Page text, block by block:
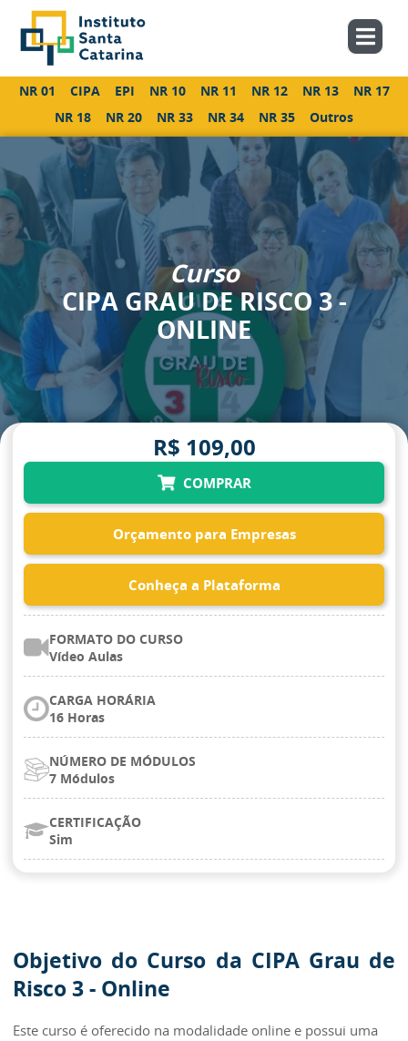
NR 01 CIPA EPI NR 10 NR 11 NR 12 NR 13
NR 17
NR 18
NR 20 NR 33 NR 34 NR 35 Outros
Curso
CIPA GRAU DE RISCO 3 -
ONLINE
R$ 109,00
COMPRAR
Orçamento para Empresas
Conheça a Plataforma
FORMATO DO CURSO
Vídeo Aulas
CARGA HORÁRIA
16 Horas
NÚMERO DE MÓDULOS
7 Módulos
CERTIFICAÇÃO
Sim
Objetivo do Curso da CIPA Grau de
Risco 3 - Online
Este curso é oferecido na modalidade online e possui uma